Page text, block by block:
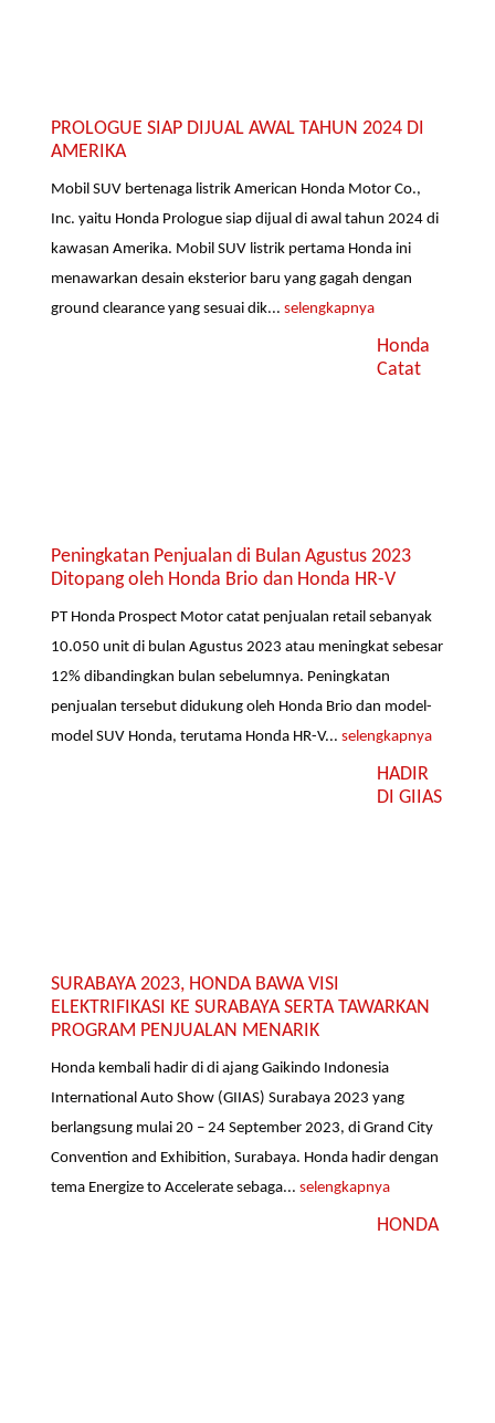
PROLOGUE SIAP DIJUAL AWAL TAHUN 2024 DI
AMERIKA
Mobil SUV bertenaga listrik American Honda Motor Co.,
Inc. yaitu Honda Prologue siap dijual di awal tahun 2024 di
kawasan Amerika. Mobil SUV listrik pertama Honda ini
menawarkan desain eksterior baru yang gagah dengan
ground clearance yang sesuai dik...selengkapnya
Honda
Catat
Peningkatan Penjualan di Bulan Agustus 2023
Ditopang oleh Honda Brio dan Honda HR-V
PT Honda Prospect Motor catat penjualan retail sebanyak
10.050 unit di bulan Agustus 2023 atau meningkat sebesar
12% dibandingkan bulan sebelumnya. Peningkatan
penjualan tersebut didukung oleh Honda Brio dan model-
model SUV Honda, terutama Honda HR-V...selengkapnya
HADIR
DI GIIAS
SURABAYA 2023, HONDA BAWA VISI
ELEKTRIFIKASI KE SURABAYA SERTA TAWARKAN
PROGRAM PENJUALAN MENARIK
Honda kembali hadir di di ajang Gaikindo Indonesia
International Auto Show (GIIAS) Surabaya 2023 yang
berlangsung mulai 20 – 24 September 2023, di Grand City
Convention and Exhibition, Surabaya. Honda hadir dengan
tema Energize to Accelerate sebaga...selengkapnya
HONDA